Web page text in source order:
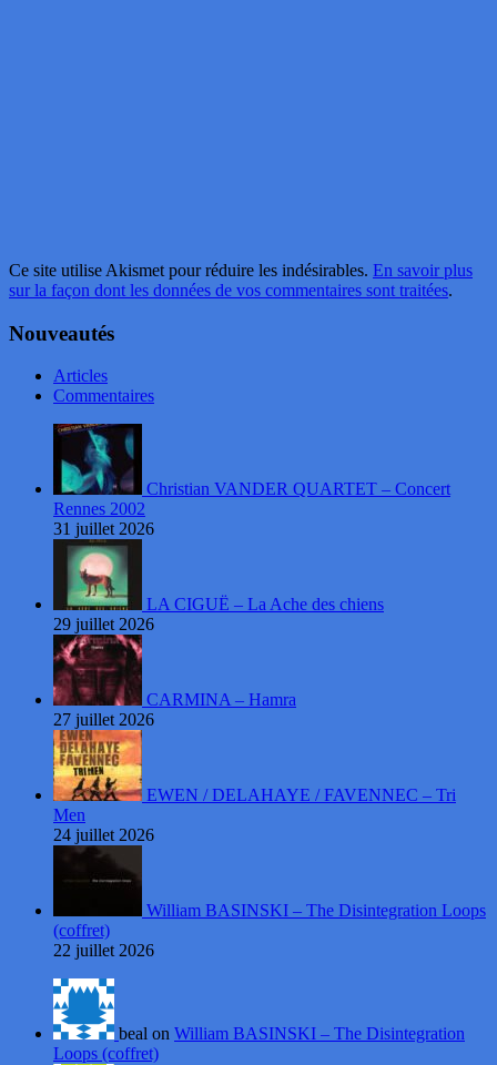
Ce site utilise Akismet pour réduire les indésirables. En savoir plus
sur la façon dont les données de vos commentaires sont traitées.
Nouveautés
Articles
Commentaires
Christian VANDER QUARTET – Concert
Rennes 2002
31 juillet 2026
LA CIGUË – La Ache des chiens
29 juillet 2026
CARMINA – Hamra
27 juillet 2026
EWEN / DELAHAYE / FAVENNEC – Tri
Men
24 juillet 2026
William BASINSKI – The Disintegration Loops
(coffret)
22 juillet 2026
beal on William BASINSKI – The Disintegration
Loops (coffret)